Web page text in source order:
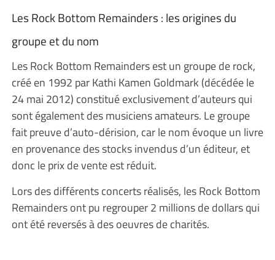
Les Rock Bottom Remainders : les origines du
groupe et du nom
Les Rock Bottom Remainders est un groupe de rock,
créé en 1992 par Kathi Kamen Goldmark (décédée le
24 mai 2012) constitué exclusivement d’auteurs qui
sont également des musiciens amateurs. Le groupe
fait preuve d’auto-dérision, car le nom évoque un livre
en provenance des stocks invendus d’un éditeur, et
donc le prix de vente est réduit.
Lors des différents concerts réalisés, les Rock Bottom
Remainders ont pu regrouper 2 millions de dollars qui
ont été reversés à des oeuvres de charités.